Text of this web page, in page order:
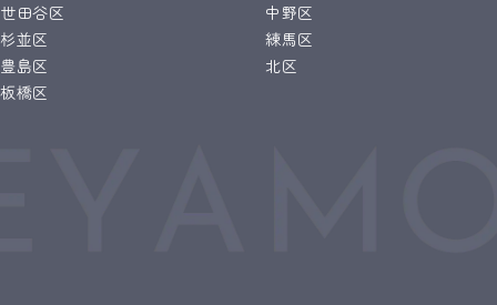
世田谷区
中野区
杉並区
練馬区
豊島区
北区
板橋区